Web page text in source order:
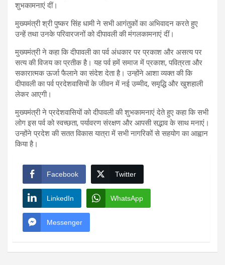
शुभकामनाएं दीं।
मुख्यमंत्री श्री पुष्कर सिंह धामी ने सभी आगंतुकों का अभिवादन करते हुए
उन्हें तथा उनके परिवारजनों को दीपावली की मंगलकामनाएं दीं।
मुख्यमंत्री ने कहा कि दीपावली का पर्व अंधकार पर प्रकाश और असत्य पर
सत्य की विजय का प्रतीक है। यह पर्व हमें समाज में प्रकाश, पवित्रता और
सकारात्मक ऊर्जा फैलाने का संदेश देता है। उन्होंने आशा व्यक्त की कि
दीपावली का पर्व प्रदेशवासियों के जीवन में नई उम्मीद, समृद्धि और खुशहाली
लेकर आएगी।
मुख्यमंत्री ने प्रदेशवासियों को दीपावली की शुभकामनाएं देते हुए कहा कि सभी
लोग इस पर्व को स्वच्छता, पर्यावरण संरक्षण और आपसी सद्भाव के साथ मनाएं।
उन्होंने प्रदेश की सतत विकास यात्रा में सभी नागरिकों से सहयोग का आह्वान
किया है।
Facebook Twitter
LinkedIn WhatsApp
Messenger